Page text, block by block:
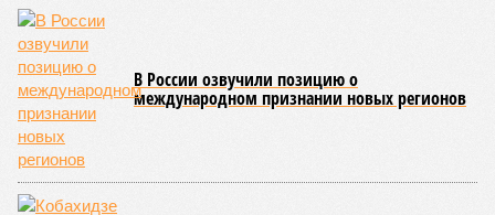
определён?
последние месяцы в личном общении нам перестали
называть даже ориентировочные сроки», – рассказывают
расстроенные дольщики.
Казалось бы, формально ответственность по
достраиванию объекта распределена. Seven Suns
Development – банкрот, часть его структур признана